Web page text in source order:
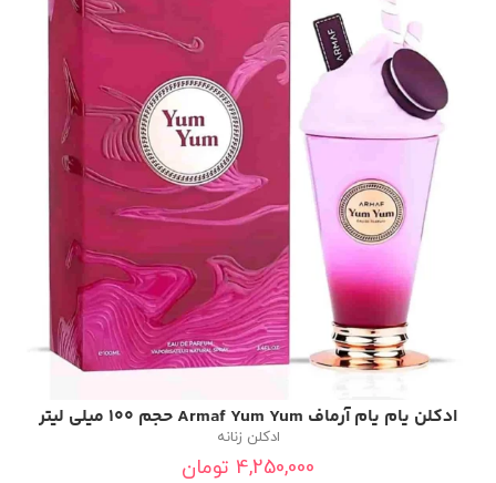
ادکلن یام یام آرماف Armaf Yum Yum حجم 100 میلی لیتر
ادکلن زنانه
4,250,000 تومان